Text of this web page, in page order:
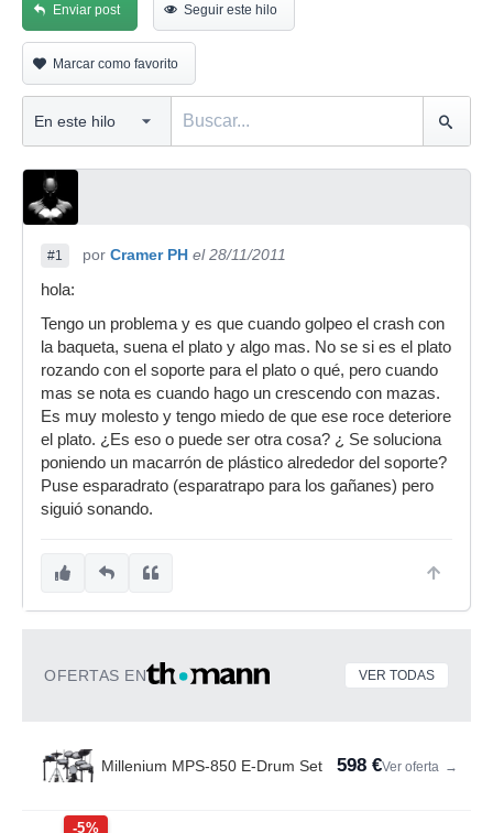
Enviar post Seguir este hilo
Marcar como favorito
#1 por Cramer PH el 28/11/2011
hola:
Tengo un problema y es que cuando golpeo el crash con
la baqueta, suena el plato y algo mas. No se si es el plato
rozando con el soporte para el plato o qué, pero cuando
mas se nota es cuando hago un crescendo con mazas.
Es muy molesto y tengo miedo de que ese roce deteriore
el plato. ¿Es eso o puede ser otra cosa? ¿ Se soluciona
poniendo un macarrón de plástico alrededor del soporte?
Puse esparadrato (esparatrapo para los gañanes) pero
siguió sonando.
OFERTAS EN VER TODAS
Millenium MPS-850 E-Drum Set 598 €Ver oferta →
-5%